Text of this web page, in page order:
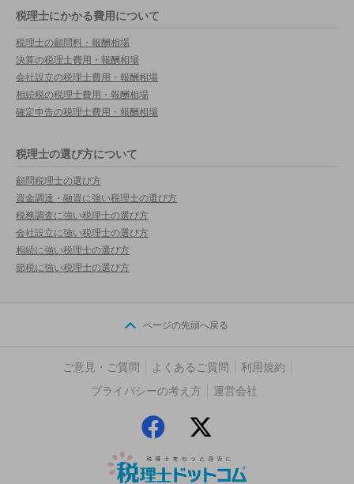
税理士にかかる費用について
税理士の顧問料・報酬相場
決算の税理士費用・報酬相場
会社設立の税理士費用・報酬相場
相続税の税理士費用・報酬相場
確定申告の税理士費用・報酬相場
税理士の選び方について
顧問税理士の選び方
資金調達・融資に強い税理士の選び方
税務調査に強い税理士の選び方
会社設立に強い税理士の選び方
相続に強い税理士の選び方
節税に強い税理士の選び方
ページの先頭へ戻る
ご意見・ご質問 よくあるご質問
利用規約
プライバシーの考え方
運営会社